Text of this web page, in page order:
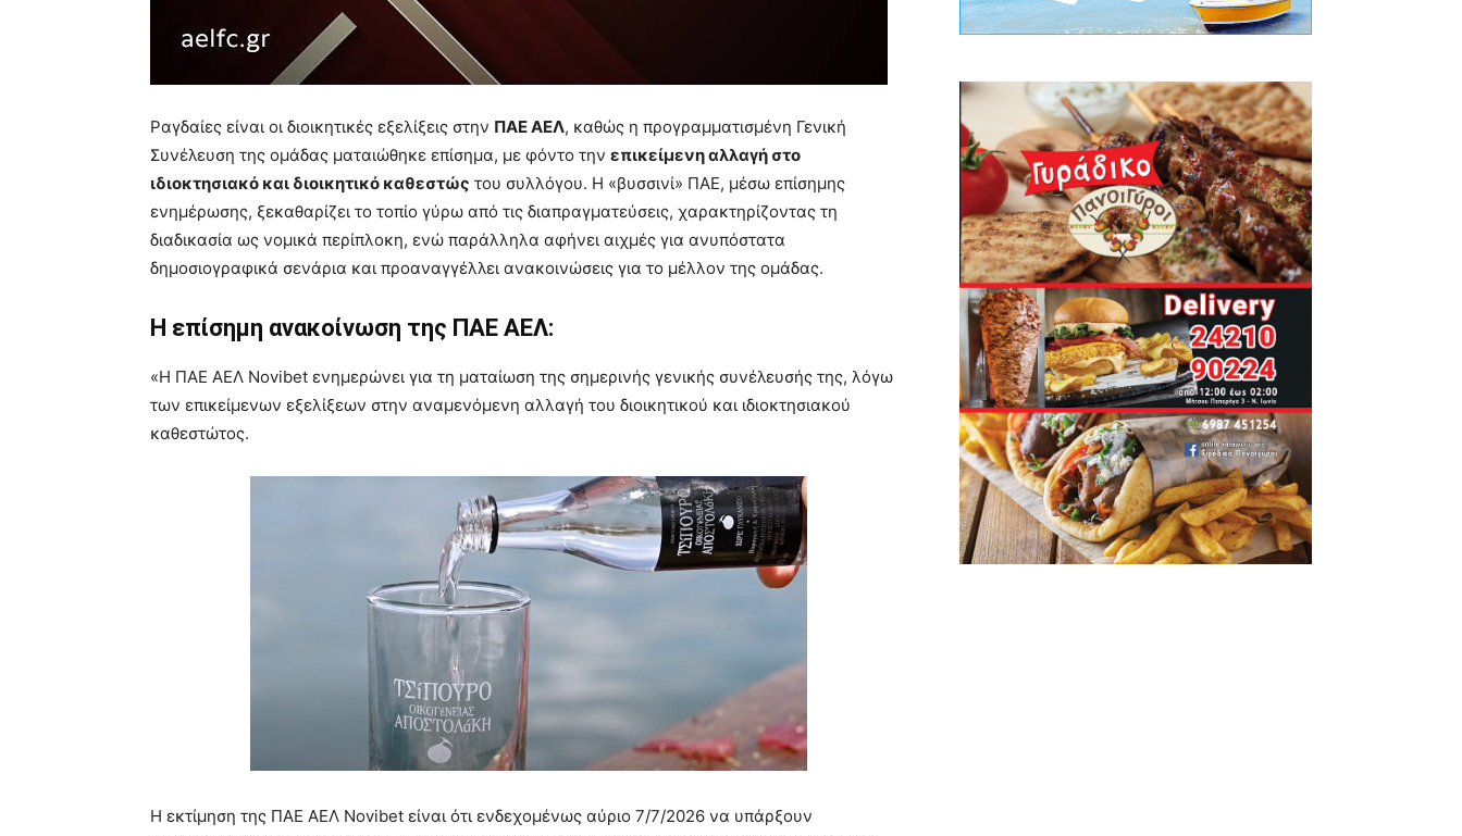
Ραγδαίες είναι οι διοικητικές εξελίξεις στην ΠΑΕ ΑΕΛ, καθώς η προγραμματισμένη Γενική
Συνέλευση της ομάδας ματαιώθηκε επίσημα, με φόντο την επικείμενη αλλαγή στο
ιδιοκτησιακό και διοικητικό καθεστώς του συλλόγου. Η «βυσσινί» ΠΑΕ, μέσω επίσημης
ενημέρωσης, ξεκαθαρίζει το τοπίο γύρω από τις διαπραγματεύσεις, χαρακτηρίζοντας τη
διαδικασία ως νομικά περίπλοκη, ενώ παράλληλα αφήνει αιχμές για ανυπόστατα
δημοσιογραφικά σενάρια και προαναγγέλλει ανακοινώσεις για το μέλλον της ομάδας.
Η επίσημη ανακοίνωση της ΠΑΕ ΑΕΛ:
«Η ΠΑΕ ΑΕΛ Novibet ενημερώνει για τη ματαίωση της σημερινής γενικής συνέλευσής της, λόγω
των επικείμενων εξελίξεων στην αναμενόμενη αλλαγή του διοικητικού και ιδιοκτησιακού
καθεστώτος.
Η εκτίμηση της ΠΑΕ ΑΕΛ Novibet είναι ότι ενδεχομένως αύριο 7/7/2026 να υπάρξουν